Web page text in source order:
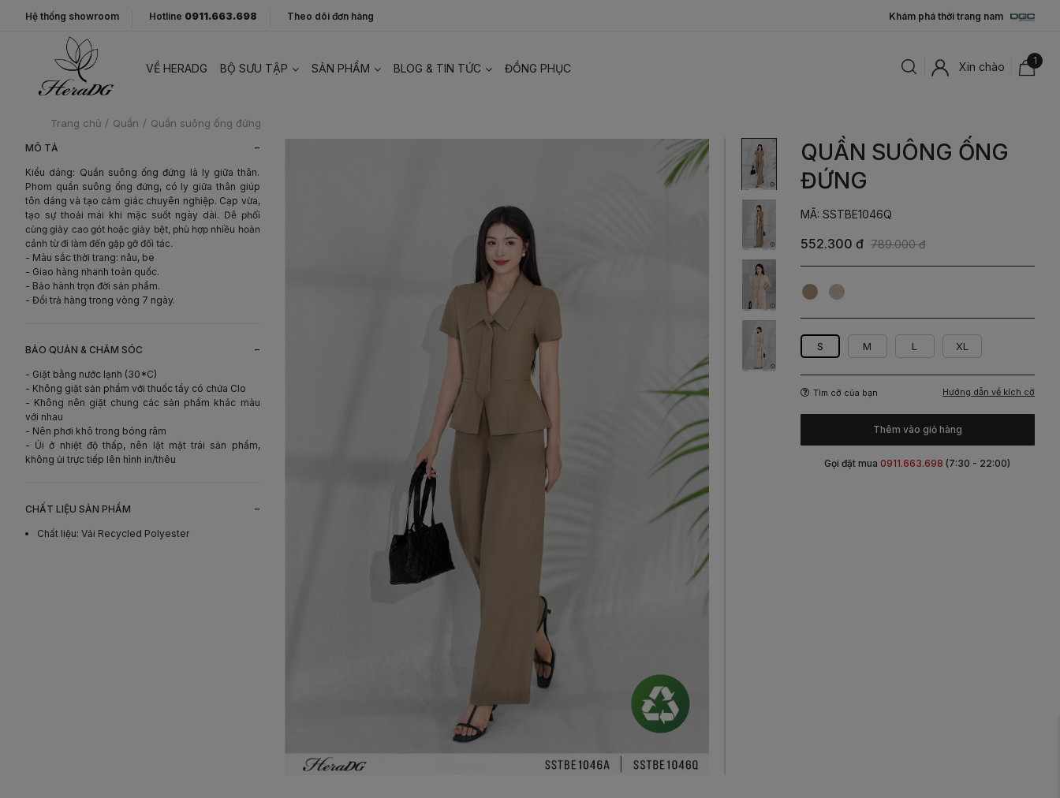
Hệ thống showroom Hotline 0911.663.698 Theo dõi đơn hàng Khám phá thời trang nam
VỀ HERADG BỘ SƯU TẬP SẢN PHẨM BLOG & TIN TỨC ĐỒNG PHỤC Xin chào 1
Trang chủ / Quần / Quần suông ống đứng
MÔ TẢ -
Kiểu dáng: Quần suông ống đứng là ly giữa thân.
Phom quần suông ống đứng, có ly giữa thân giúp
tôn dáng và tạo cảm giác chuyên nghiệp. Cạp vừa,
tạo sự thoải mái khi mặc suốt ngày dài. Dễ phối
cùng giày cao gót hoặc giày bệt, phù hợp nhiều hoàn
cảnh từ đi làm đến gặp gỡ đối tác.
- Màu sắc thời trang: nâu, be
- Giao hàng nhanh toàn quốc.
- Bảo hành trọn đời sản phẩm.
- Đổi trả hàng trong vòng 7 ngày.
BẢO QUẢN & CHĂM SÓC -
- Giặt bằng nước lạnh (30*C)
- Không giặt sản phẩm với thuốc tẩy có chứa Clo
- Không nên giặt chung các sản phẩm khác màu
với nhau
- Nên phơi khô trong bóng râm
- Ủi ở nhiệt độ thấp, nên lật mặt trái sản phẩm,
không ủi trực tiếp lên hình in/thêu
CHẤT LIỆU SẢN PHẨM -
Chất liệu: Vải Recycled Polyester
QUẦN SUÔNG ỐNG
ĐỨNG
MÃ: SSTBE1046Q
552.300 đ 789.000 đ
Nâu Be
S M L XL
Tìm cỡ của bạn Hướng dẫn về kích cỡ
Thêm vào giỏ hàng
Gọi đặt mua0911.663.698 (7:30 - 22:00)